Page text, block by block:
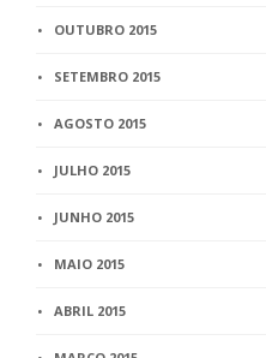
OUTUBRO 2015
SETEMBRO 2015
AGOSTO 2015
JULHO 2015
JUNHO 2015
MAIO 2015
ABRIL 2015